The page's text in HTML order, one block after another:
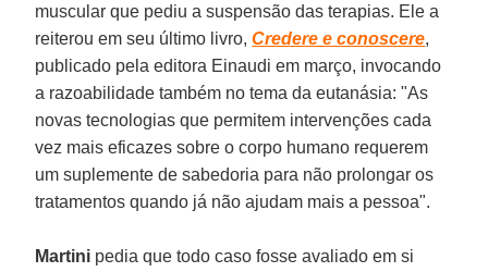
muscular que pediu a suspensão das terapias. Ele a
reiterou em seu último livro,Credere e conoscere,
publicado pela editora Einaudi em março, invocando
a razoabilidade também no tema da eutanásia: "As
novas tecnologias que permitem intervenções cada
vez mais eficazes sobre o corpo humano requerem
um suplemente de sabedoria para não prolongar os
tratamentos quando já não ajudam mais a pessoa".
Martini pedia que todo caso fosse avaliado em si